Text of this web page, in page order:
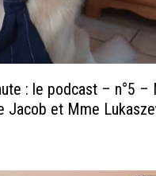
: le podcast – n°5 –
Jacob et Mme